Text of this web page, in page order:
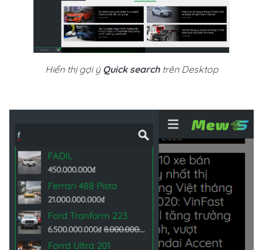
Hiển thị gợi ý Quick search trên Desktop